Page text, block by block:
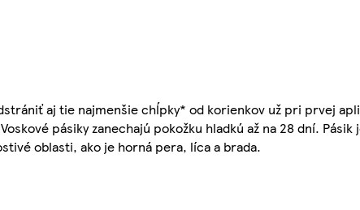
aj tie najmenšie chĺpky* od korienkov už pri prvej
pásiky zanechajú pokožku hladkú až na 28 dní. Pásik
oblasti, ako je horná pera, líca a brada.